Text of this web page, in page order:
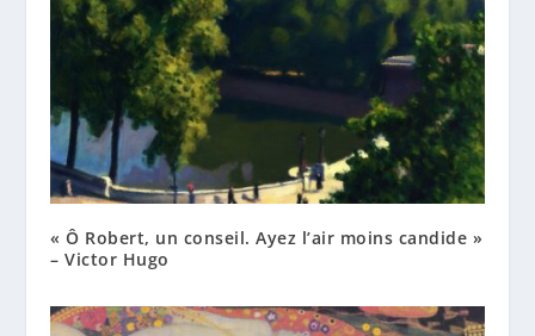
« Ô Robert, un conseil. Ayez l’air moins candide »
– Victor Hugo